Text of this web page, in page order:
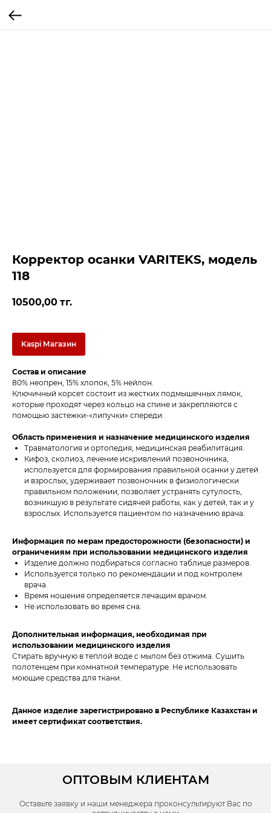
Корректор осанки VARITEKS, модель
118
10500,00 тг.
Kaspi Магазин
Состав и описание
80% неопрен, 15% хлопок, 5% нейлон.
Ключичный корсет состоит из жестких подмышечных лямок,
которые проходят через кольцо на спине и закрепляются с
помощью застежки-«липучки» спереди.
Область применения и назначение медицинского изделия
Травматология и ортопедия, медицинская реабилитация.
Кифоз, сколиоз, лечение искривлений позвоночника,
используется для формирования правильной осанки у детей
и взрослых, удерживает позвоночник в физиологически
правильном положении, позволяет устранять сутулость,
возникшую в результате сидячей работы, как у детей, так и у
взрослых. Используется пациентом по назначению врача.
Информация по мерам предосторожности (безопасности) и
ограничениям при использовании медицинского изделия
Изделие должно подбираться согласно таблице размеров.
Используется только по рекомендации и под контролем
врача.
Время ношения определяется лечащим врачом.
Не использовать во время сна.
Дополнительная информация, необходимая при
использовании медицинского изделия
Стирать вручную в теплой воде с мылом без отжима. Сушить
полотенцем при комнатной температуре. Не использовать
моющие средства для ткани.
Данное изделие зарегистрировано в Республике Казахстан и
имеет сертификат соответствия.
ОПТОВЫМ КЛИЕНТАМ
Оставьте заявку и наши менеджера проконсультируют Вас по